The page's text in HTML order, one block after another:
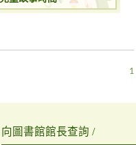
1
向圖書館館長查詢 /